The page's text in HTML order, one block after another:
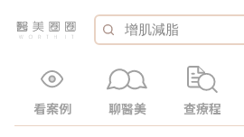
看案例 聊醫美 查療程